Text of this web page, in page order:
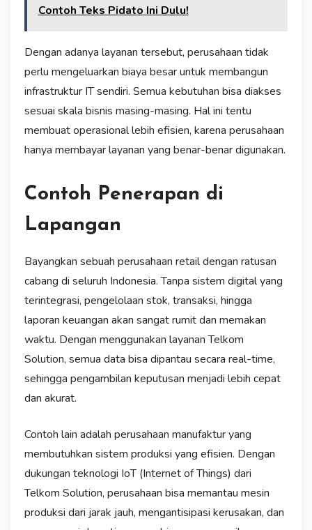
Contoh Teks Pidato Ini Dulu!
Dengan adanya layanan tersebut, perusahaan tidak
perlu mengeluarkan biaya besar untuk membangun
infrastruktur IT sendiri. Semua kebutuhan bisa diakses
sesuai skala bisnis masing-masing. Hal ini tentu
membuat operasional lebih efisien, karena perusahaan
hanya membayar layanan yang benar-benar digunakan.
Contoh Penerapan di
Lapangan
Bayangkan sebuah perusahaan retail dengan ratusan
cabang di seluruh Indonesia. Tanpa sistem digital yang
terintegrasi, pengelolaan stok, transaksi, hingga
laporan keuangan akan sangat rumit dan memakan
waktu. Dengan menggunakan layanan Telkom
Solution, semua data bisa dipantau secara real-time,
sehingga pengambilan keputusan menjadi lebih cepat
dan akurat.
Contoh lain adalah perusahaan manufaktur yang
membutuhkan sistem produksi yang efisien. Dengan
dukungan teknologi IoT (Internet of Things) dari
Telkom Solution, perusahaan bisa memantau mesin
produksi dari jarak jauh, mengantisipasi kerusakan, dan